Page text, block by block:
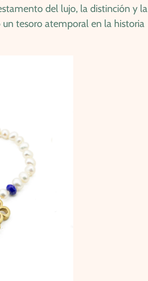
del lujo, la distinción y la
tesoro atemporal en la historia